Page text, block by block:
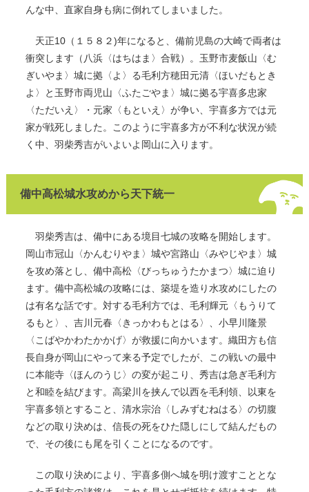
んな中、直家自身も病に倒れてしまいました。
天正10（１５８２)年になると、備前児島の大崎で両者は
衝突します（八浜〈はちはま〉合戦）。玉野市麦飯山〈む
ぎいやま〉城に拠〈よ〉る毛利方穂田元清〈ほいだもとき
よ〉と玉野市両児山〈ふたごやま〉城に拠る宇喜多忠家
〈ただいえ〉・元家〈もといえ〉が争い、宇喜多方では元
家が戦死しました。このように宇喜多方が不利な状況が続
く中、羽柴秀吉がいよいよ岡山に入ります。
備中高松城水攻めから天下統一
羽柴秀吉は、備中にある境目七城の攻略を開始します。
岡山市冠山〈かんむりやま〉城や宮路山〈みやじやま〉城
を攻め落とし、備中高松〈びっちゅうたかまつ〉城に迫り
ます。備中高松城の攻略には、築堤を造り水攻めにしたの
は有名な話です。対する毛利方では、毛利輝元〈もうりて
るもと〉、吉川元春〈きっかわもとはる〉、小早川隆景
〈こばやかわたかかげ〉が救援に向かいます。織田方も信
長自身が岡山にやって来る予定でしたが、この戦いの最中
に本能寺〈ほんのうじ〉の変が起こり、秀吉は急ぎ毛利方
と和睦を結びます。高梁川を挟んで以西を毛利領、以東を
宇喜多領とすること、清水宗治〈しみずむねはる〉の切腹
などの取り決めは、信長の死をひた隠しにして結んだもの
で、その後にも尾を引くことになるのです。
この取り決めにより、宇喜多側へ城を明け渡すこととな